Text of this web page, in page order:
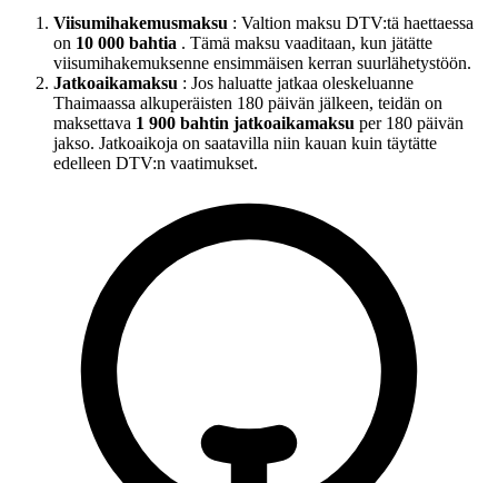
Viisumihakemusmaksu : Valtion maksu DTV:tä haettaessa
on 10 000 bahtia . Tämä maksu vaaditaan, kun jätätte
viisumihakemuksenne ensimmäisen kerran suurlähetystöön.
Jatkoaikamaksu : Jos haluatte jatkaa oleskeluanne
Thaimaassa alkuperäisten 180 päivän jälkeen, teidän on
maksettava 1 900 bahtin jatkoaikamaksu per 180 päivän
jakso. Jatkoaikoja on saatavilla niin kauan kuin täytätte
edelleen DTV:n vaatimukset.